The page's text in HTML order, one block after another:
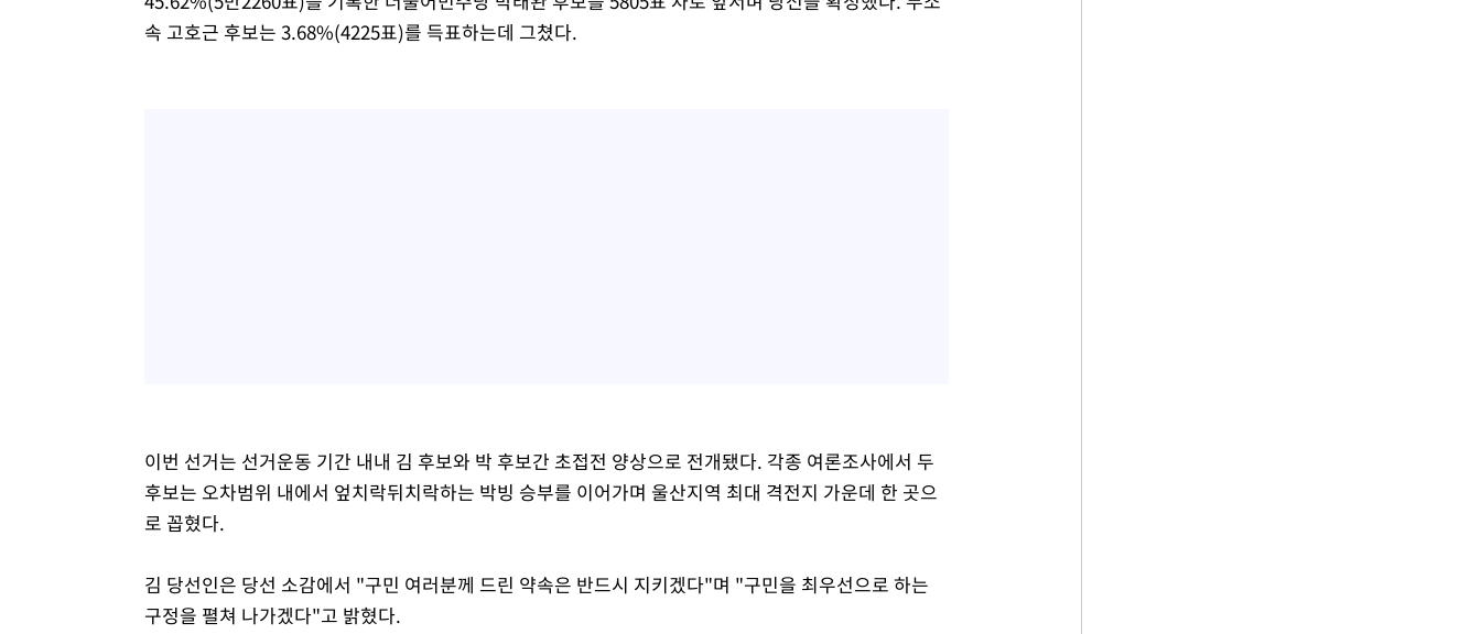
속 고호근 후보는 3.68%(4225표)를 득표하는데 그쳤다.
이번 선거는 선거운동 기간 내내 김 후보와 박 후보간 초접전 양상으로 전개됐다. 각종 여론조사에서 두
후보는 오차범위 내에서 엎치락뒤치락하는 박빙 승부를 이어가며 울산지역 최대 격전지 가운데 한 곳으
로 꼽혔다.
김 당선인은 당선 소감에서 "구민 여러분께 드린 약속은 반드시 지키겠다"며 "구민을 최우선으로 하는
구정을 펼쳐 나가겠다"고 밝혔다.